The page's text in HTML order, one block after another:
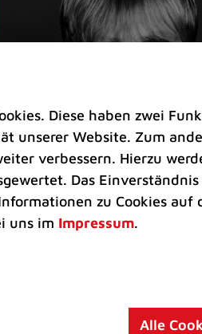
Veranstaltungen
Kultkicker Ansgar
Diese haben zwei
unserer Website. Zum
verbessern. Hierzu
Das
zu Cookies auf
uns im Impressum.
Alle